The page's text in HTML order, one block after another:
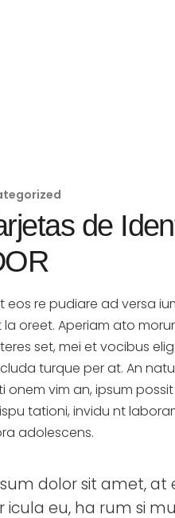
de
re pudiare ad versa
oreet. Aperiam ato
set, mei et vocibus
turque per at. An
onem vim an, ipsum
tationi, invidu nt
adolescens.
dolor sit amet, at
icula eu, ha rum si